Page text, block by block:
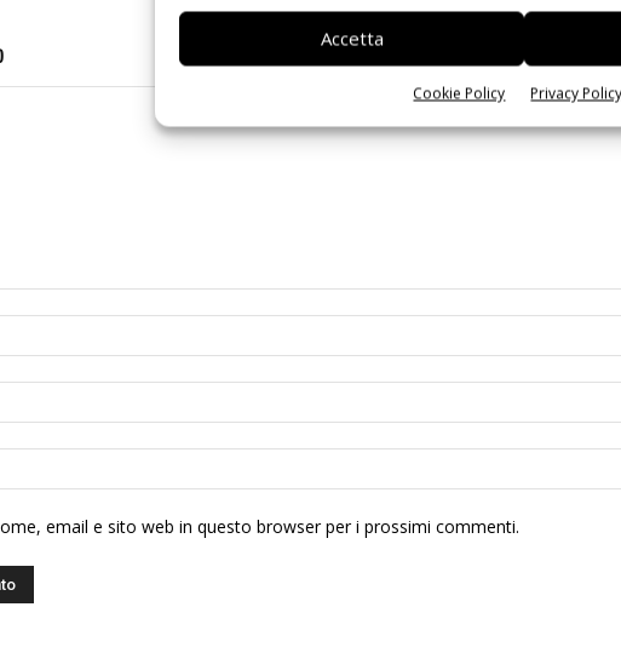
Accetta
Cookie Policy Privacy Policy
email e sito web in questo browser per i prossimi commenti.